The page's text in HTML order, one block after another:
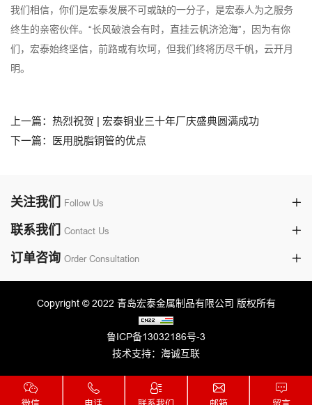
我们相信，你们是宏泰发展不可或缺的一分子，是宏泰人为之服务
终生的亲密伙伴。“长风破浪会有时，直挂云帆济沧海”，因为有你
们，宏泰始终坚信，前路或有坎坷，但我们终将历尽千帆，云开月
明。
上一篇：热烈祝贺 | 宏泰铜业三十年厂庆盛典圆满成功
下一篇：医用脱脂铜管的优点
关注我们 Follow Us
联系我们 Contact Us
订单咨询 Order Consultation
Copyright © 2022 青岛宏泰金属制品有限公司 版权所有
鲁ICP备13032186号-3
技术支持：海诚互联